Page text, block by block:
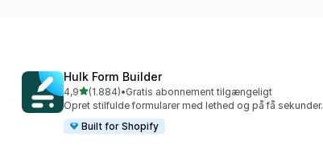
Hulk Form Builder
4,9ud af 5 stjerner
(1.884)
1884 anmeldelser i alt
•Gratis abonnement tilgængeligt
Opret stilfulde formularer med lethed og på få sekunder.
Built for Shopify